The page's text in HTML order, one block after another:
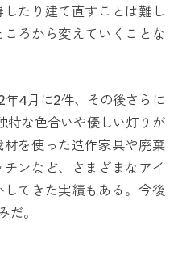
たり建て直すことは難し
ろから変えていくことな
4月に2件、その後さらに
特な色合いや優しい灯りが
を使った造作家具や廃棄
ンなど、さまざまなアイ
てきた実績もある。今後
だ。